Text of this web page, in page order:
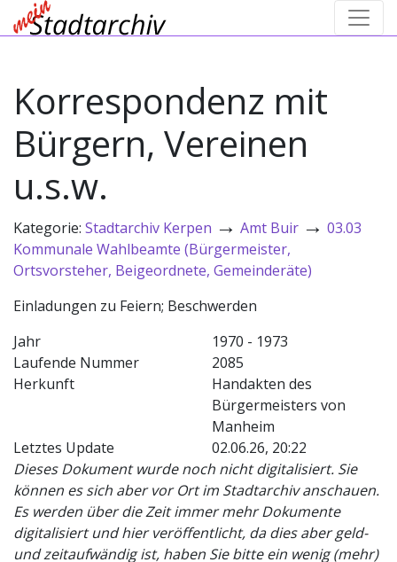
Korrespondenz mit
Bürgern, Vereinen
u.s.w.
Kategorie: Stadtarchiv Kerpen → Amt Buir → 03.03
Kommunale Wahlbeamte (Bürgermeister,
Ortsvorsteher, Beigeordnete, Gemeinderäte)
Einladungen zu Feiern; Beschwerden
Jahr
1970 - 1973
Laufende Nummer
2085
Herkunft
Handakten des
Bürgermeisters von
Manheim
Letztes Update
02.06.26, 20:22
Dieses Dokument wurde noch nicht digitalisiert. Sie
können es sich aber vor Ort im Stadtarchiv anschauen.
Es werden über die Zeit immer mehr Dokumente
digitalisiert und hier veröffentlicht, da dies aber geld-
und zeitaufwändig ist, haben Sie bitte ein wenig (mehr)